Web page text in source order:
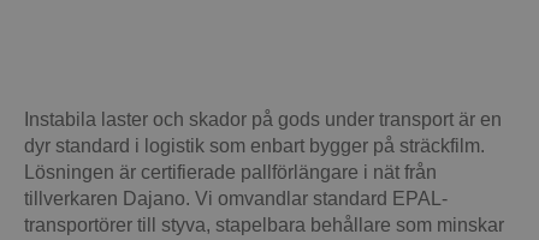
Instabila laster och skador på gods under transport är en
dyr standard i logistik som enbart bygger på sträckfilm.
Lösningen är certifierade pallförlängare i nät från
tillverkaren Dajano. Vi omvandlar standard EPAL-
transportörer till styva, stapelbara behållare som minskar